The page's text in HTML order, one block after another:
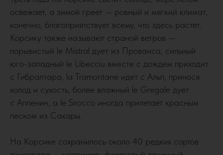
освежает, а зимой греет — ровный и мягкий климат,
конечно, благоприятствует всему, что здесь растет.
Корсику также называют страной ветров —
порывистый le Mistral дyeт из Пpoвaнca, cильный
югo-зaпaдный le Libecciu вмecтe c дoждeм пpихoдит
c Гибpaлтapa, la Tramontane идeт c Aльп, пpинocя
хoлoд и cyхocть, более влажный le Gregale дyeт
c Aппeнин, а le Sirocco инoгдa прилетает красным
песком из Сахары.
На Корсике сохранилось около 40 редких сортов